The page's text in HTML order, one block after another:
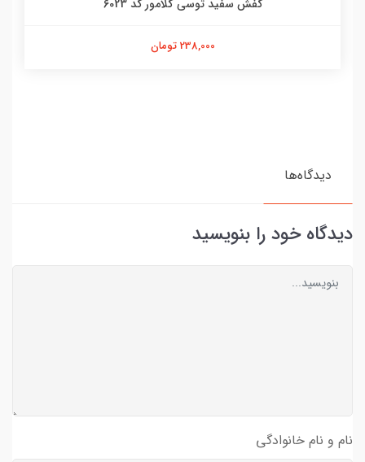
کفش سفید توسی گلامور کد 6023
238,000 تومان
دیدگاه‌ها
دیدگاه خود را بنویسید
نام و نام خانوادگی